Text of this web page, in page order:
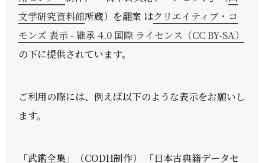
文学研究資料館所蔵）を翻案 はクリエイティブ・コ
モンズ 表示 - 継承 4.0 国際 ライセンス（CC BY-SA）
の下に提供されています。
ご利用の際には、例えば以下のような表示をお願いし
ます。
「武鑑全集」（CODH制作） 「日本古典籍データセ